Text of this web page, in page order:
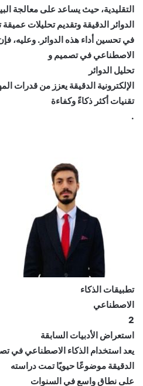
التقليدية، حيث يساعد على معالجة
الدوائر الدقيقة وتقديم تحليلات
في تحسين أداء هذه الدوائر. وعليه،
الاصطناعي في تصميم و
تحليل الدوائر
الإلكترونية الدقيقة يعزز من قدرات
تقنيات أكثر ذكاءً وكفاءة
.
تطبيقات الذكاء
الاصطناعي
2
استعراض الأدبيات السابقة
يعد استخدام الذكاء الاصطناعي في
الدقيقة موضوعًا حيويًا تمت دراسته
على نطاق واسع في السنوات